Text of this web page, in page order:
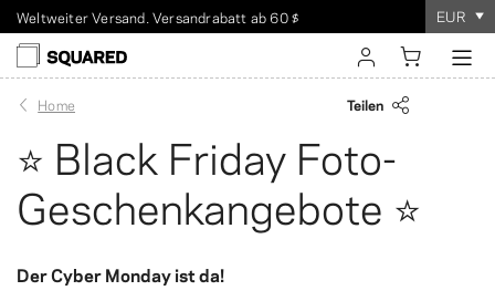
Weltweiter Versand. Versandrabatt ab 60 $
Die Bestellung dauert
100%Zufriedenheitsgarantie
EUR
registrieren
Home Teilen
⭐ Black Friday Foto-
Geschenkangebote ⭐
Der Cyber Monday ist da!